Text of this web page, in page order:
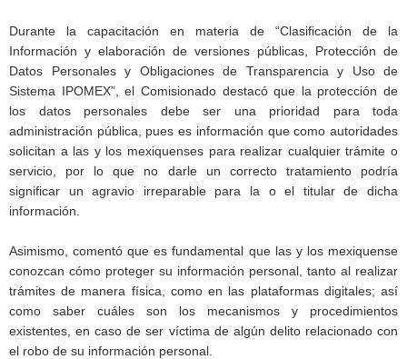
Durante la capacitación en materia de “Clasificación de la
Información y elaboración de versiones públicas, Protección de
Datos Personales y Obligaciones de Transparencia y Uso de
Sistema IPOMEX”, el Comisionado destacó que la protección de
los datos personales debe ser una prioridad para toda
administración pública, pues es información que como autoridades
solicitan a las y los mexiquenses para realizar cualquier trámite o
servicio, por lo que no darle un correcto tratamiento podría
significar un agravio irreparable para la o el titular de dicha
información.
Asimismo, comentó que es fundamental que las y los mexiquense
conozcan cómo proteger su información personal, tanto al realizar
trámites de manera física, como en las plataformas digitales; así
como saber cuáles son los mecanismos y procedimientos
existentes, en caso de ser víctima de algún delito relacionado con
el robo de su información personal.